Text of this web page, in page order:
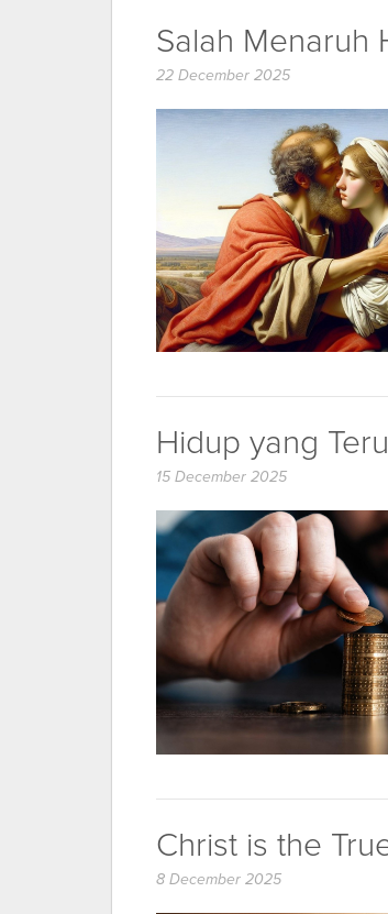
Salah Menaruh
22 December 2025
Hidup yang
15 December 2025
Christ is the
8 December 2025